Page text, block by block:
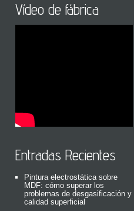
Vídeo de fábrica
Entradas Recientes
Pintura electrostática sobre
MDF: cómo superar los
problemas de desgasificación y
calidad superficial